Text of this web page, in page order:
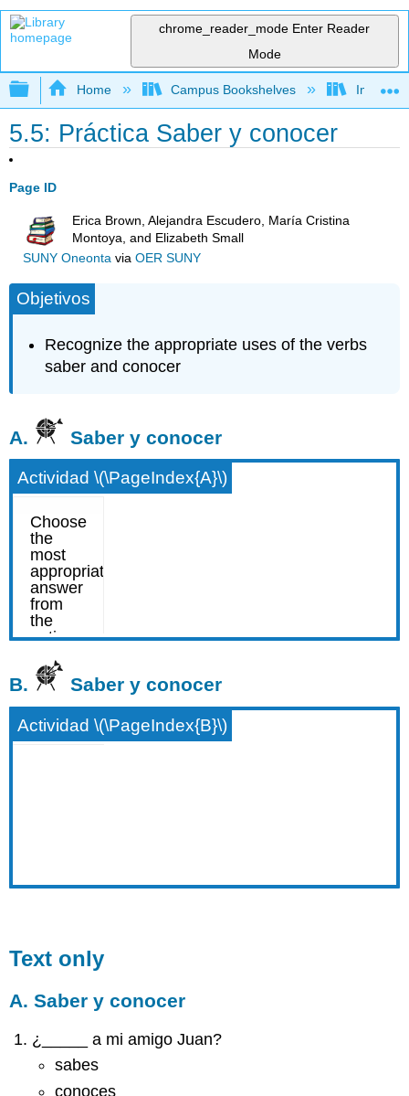
chrome_reader_mode Enter Reader
Mode
Expand/collapse global hierarchy
Home Campus Bookshelves Imperial
5.5: Práctica Saber y conocer
Page ID
Erica Brown, Alejandra Escudero, María Cristina
Montoya, and Elizabeth Small
SUNY Oneontavia OER SUNY
Objetivos
Recognize the appropriate uses of the verbs
saber and conocer
A. Saber y conocer
Actividad \(\PageIndex{A}\)
B. Saber y conocer
Actividad \(\PageIndex{B}\)
Text only
A. Saber y conocer
¿_____ a mi amigo Juan?
sabes
conoces